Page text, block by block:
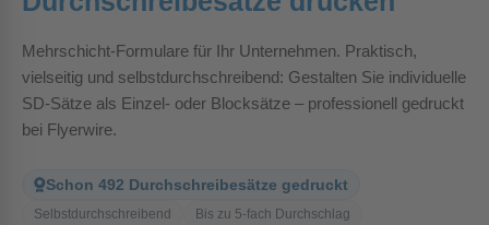
Weiterverarbeitung
Hilfe und Service
Mehrschicht-Formulare für Ihr Unternehmen. Praktisch,
vielseitig und selbstdurchschreibend: Gestalten Sie individuelle
SD-Sätze als Einzel- oder Blocksätze – professionell gedruckt
bei Flyerwire.
Schon 492 Durchschreibesätze gedruckt
Selbstdurchschreibend
Bis zu 5-fach Durchschlag